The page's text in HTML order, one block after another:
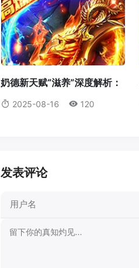
奶德新天赋“滋养”深度解析：
它真的值得我们放弃愈合吗？
2025-08-16 120
发表评论